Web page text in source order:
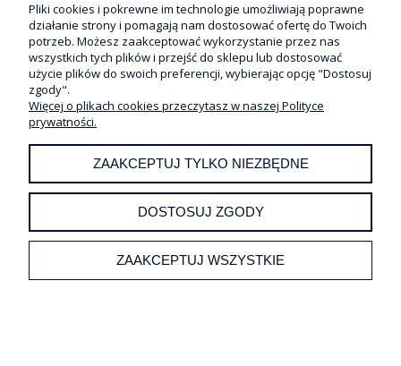
GIPS IV KL. BRĄZOWY STODENT 6KG
89,00 zł
Cena netto:72,36 zł
DO KOSZYKA
Pliki cookies i pokrewne im technologie umożliwiają poprawne
działanie strony i pomagają nam dostosować ofertę do Twoich
potrzeb. Możesz zaakceptować wykorzystanie przez nas
wszystkich tych plików i przejść do sklepu lub dostosować
użycie plików do swoich preferencji, wybierając opcję "Dostosuj
zgody".
Więcej o plikach cookies przeczytasz w naszej Polityce
prywatności.
ZAAKCEPTUJ TYLKO NIEZBĘDNE
DOSTOSUJ ZGODY
ZAAKCEPTUJ WSZYSTKIE